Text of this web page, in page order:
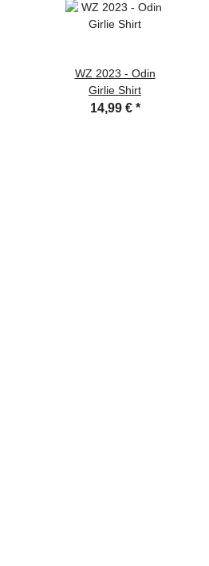
WZ 2023 - Odin
Girlie Shirt
14,99 € *